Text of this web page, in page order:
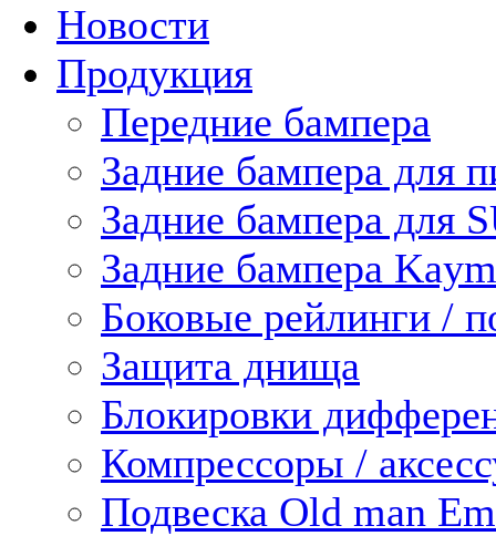
Новости
Продукция
Передние бампера
Задние бампера для
Задние бампера для
Задние бампера
Боковые рейлинги /
Защита днища
Блокировки
Компрессоры /
Подвеска Old man